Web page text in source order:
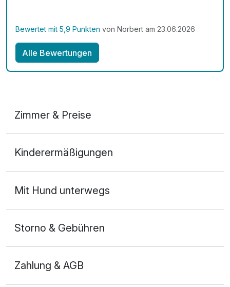
Bewertet mit 5,9 Punkten von Norbert am 23.06.2026
Alle Bewertungen
Zimmer & Preise
2 Erwachsene
Kinderermäßigungen
Mit Hund unterwegs
Storno & Gebühren
Zahlung & AGB